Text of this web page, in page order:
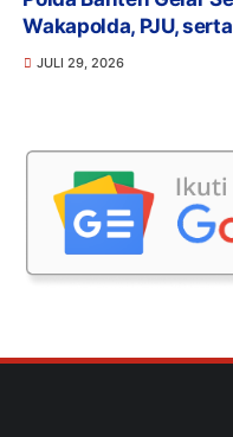
Wakapolda, PJU,
JULI 29, 2026